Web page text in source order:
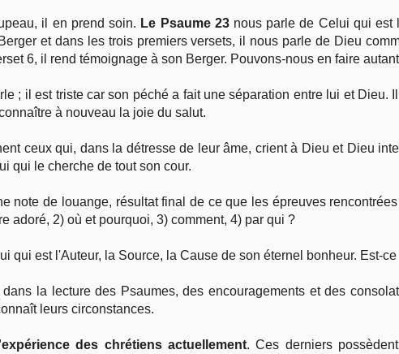
il en prend soin. Le Psaume 23nous parle de Celui qui est
et dans les trois premiers versets, il nous parle de Dieu
6, il rend témoignage à son Berger. Pouvons-nous en faire
; il est triste car son péché a fait une séparation entre lui et Dieu.
à nouveau la joie du salut.
ceux qui, dans la détresse de leur âme, crient à Dieu et Dieu
qui le cherche de tout son cour.
note de louange, résultat final de ce que les épreuves
adoré, 2) où et pourquoi, 3) comment, 4) par qui ?
qui est l'Auteur, la Source, la Cause de son éternel bonheur. Est-
la lecture des Psaumes, des encouragements et des
leurs circonstances.
des chrétiens actuellement. Ces derniers